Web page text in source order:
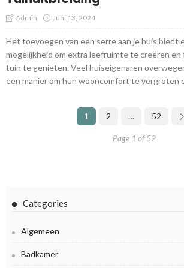
Admin Juni 13, 2024
Het toevoegen van een serre aan je huis biedt
mogelijkheid om extra leefruimte te creëren
tuin te genieten. Veel huiseigenaren
een manier om hun wooncomfort te vergroten
1 2 … 52
Page 1 of 52
Categories
Algemeen
Badkamer